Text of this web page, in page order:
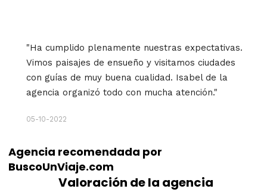
"Ha cumplido plenamente nuestras expectativas.
Vimos paisajes de ensueño y visitamos ciudades
con guías de muy buena cualidad. Isabel de la
agencia organizó todo con mucha atención."
05-10-2022
Agencia recomendada por
BuscoUnViaje.com
Valoración de la agencia